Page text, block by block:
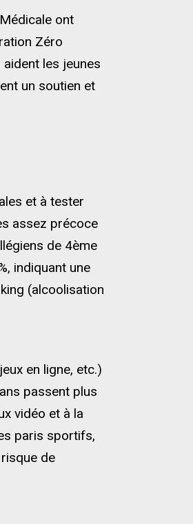
ont
Zéro
les jeunes
un soutien et
et à tester
assez précoce
de 4ème
indiquant une
(alcoolisation
en ligne, etc.)
passent plus
vidéo et à la
paris sportifs,
de